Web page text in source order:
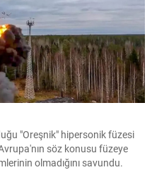
"Oreşnik" hipersonik füzesi
söz konusu füzeye
olmadığını savundu.